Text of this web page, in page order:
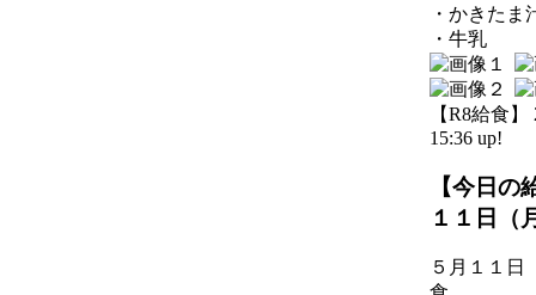
・かきたま
・牛乳
【R8給食】
15:36 up!
【今日の
１１日（
５月１１日